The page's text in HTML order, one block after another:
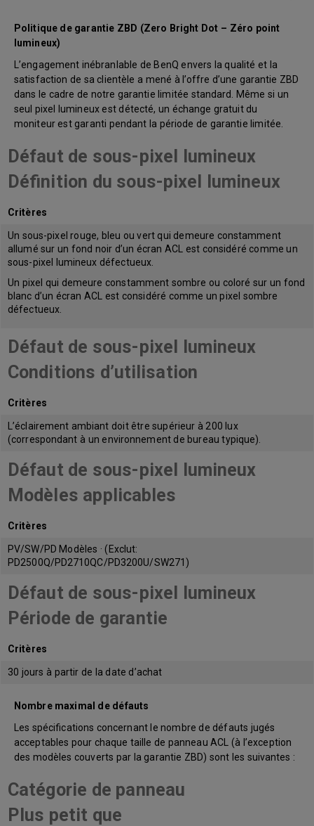
Politique de garantie ZBD (Zero Bright Dot – Zéro point
lumineux)
L’engagement inébranlable de BenQ envers la qualité et la
satisfaction de sa clientèle a mené à l’offre d’une garantie ZBD
dans le cadre de notre garantie limitée standard. Même si un
seul pixel lumineux est détecté, un échange gratuit du
moniteur est garanti pendant la période de garantie limitée.
Défaut de sous-pixel lumineux
Définition du sous-pixel lumineux
Critères
Un sous-pixel rouge, bleu ou vert qui demeure constamment
allumé sur un fond noir d’un écran ACL est considéré comme un
sous-pixel lumineux défectueux.
Un pixel qui demeure constamment sombre ou coloré sur un fond
blanc d’un écran ACL est considéré comme un pixel sombre
défectueux.
Défaut de sous-pixel lumineux
Conditions d’utilisation
Critères
L’éclairement ambiant doit être supérieur à 200 lux
(correspondant à un environnement de bureau typique).
Défaut de sous-pixel lumineux
Modèles applicables
Critères
PV/SW/PD Modèles · (Exclut:
PD2500Q/PD2710QC/PD3200U/SW271)
Défaut de sous-pixel lumineux
Période de garantie
Critères
30 jours à partir de la date d’achat
Nombre maximal de défauts
Les spécifications concernant le nombre de défauts jugés
acceptables pour chaque taille de panneau ACL (à l’exception
des modèles couverts par la garantie ZBD) sont les suivantes :
Catégorie de panneau
Plus petit que